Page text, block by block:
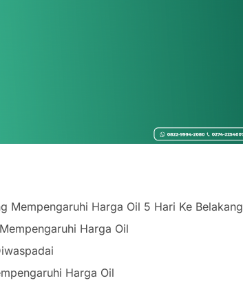
Mempengaruhi Harga Oil 5 Hari Ke Belakang
Harga Oil
Harga Oil